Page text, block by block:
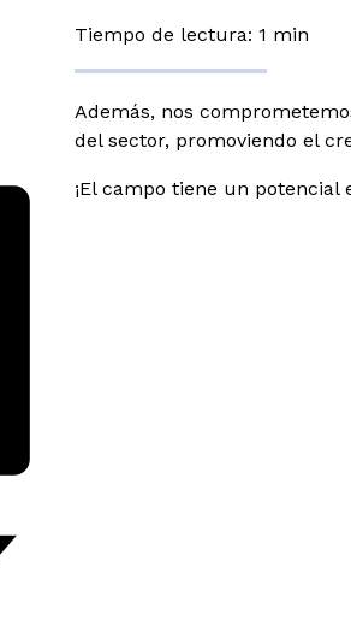
Tiempo de lectura: 1 min
Además, nos
del sector, promoviendo el
¡El campo tiene un